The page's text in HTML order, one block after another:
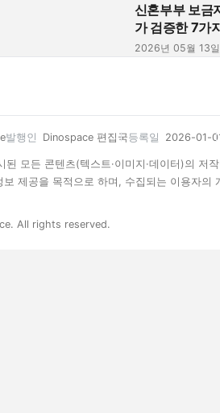
신혼부부 보금
가 검증한 7가
2026년 05월 13일
발행인 Dinospace 편집국등록일 2026-01-
된 모든 콘텐츠(텍스트·이미지·데이터)의 저
보 제공을 목적으로 하며, 수집되는 이용자의
All rights reserved.